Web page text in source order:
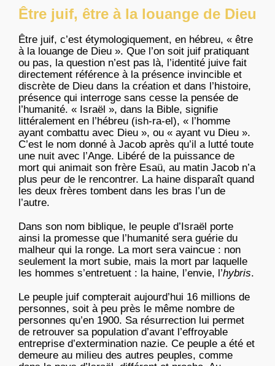
Être juif, être à la louange de Dieu
Être juif, c’est étymologiquement, en hébreu, « être
à la louange de Dieu ». Que l’on soit juif pratiquant
ou pas, la question n’est pas là, l’identité juive fait
directement référence à la présence invincible et
discrète de Dieu dans la création et dans l’histoire,
présence qui interroge sans cesse la pensée de
l’humanité. « Israël », dans la Bible, signifie
littéralement en l’hébreu (ish-ra-el), « l’homme
ayant combattu avec Dieu », ou « ayant vu Dieu ».
C’est le nom donné à Jacob après qu’il a lutté toute
une nuit avec l’Ange. Libéré de la puissance de
mort qui animait son frère Esaü, au matin Jacob n’a
plus peur de le rencontrer. La haine disparaît quand
les deux frères tombent dans les bras l’un de
l’autre.
Dans son nom biblique, le peuple d’Israël porte
ainsi la promesse que l’humanité sera guérie du
malheur qui la ronge. La mort sera vaincue : non
seulement la mort subie, mais la mort par laquelle
les hommes s’entretuent : la haine, l’envie, l’hybris.
Le peuple juif compterait aujourd’hui 16 millions de
personnes, soit à peu près le même nombre de
personnes qu’en 1900. Sa résurrection lui permet
de retrouver sa population d’avant l’effroyable
entreprise d’extermination nazie. Ce peuple a été et
demeure au milieu des autres peuples, comme